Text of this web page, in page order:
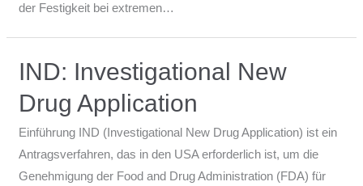
der Festigkeit bei extremen…
IND: Investigational New
Drug Application
Einführung IND (Investigational New Drug Application) ist ein
Antragsverfahren, das in den USA erforderlich ist, um die
Genehmigung der Food and Drug Administration (FDA) für